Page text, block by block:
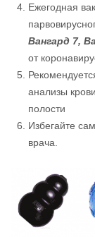
Ежегодная
Вангард 7,
от
анализы
полости
Избегайте
врача.